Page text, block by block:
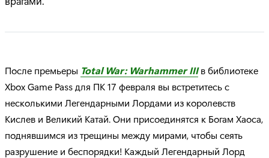
После премьеры Total War: Warhammer IIIв библиотеке
Xbox Game Pass для ПК 17 февраля вы встретитесь с
несколькими Легендарными Лордами из королевств
Кислев и Великий Катай. Они присоединятся к Богам Хаоса,
поднявшимся из трещины между мирами, чтобы сеять
разрушение и беспорядки! Каждый Легендарный Лорд